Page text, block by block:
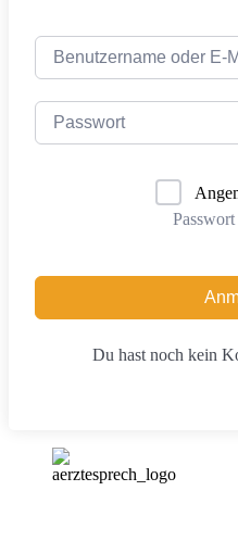
Passwort
Du hast noch kein